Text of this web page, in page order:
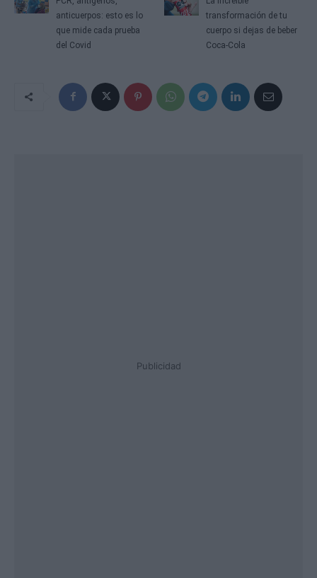
anticuerpos: esto es lo
que mide cada prueba
del Covid
transformación de tu
cuerpo si dejas de beber
Coca-Cola
Publicidad